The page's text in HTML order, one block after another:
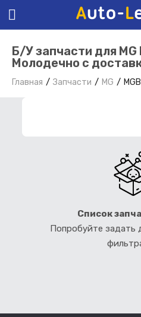
Б/У запчасти для MG
Молодечно с
Главная Запчасти MG MGB
Список
Попробуйте задать